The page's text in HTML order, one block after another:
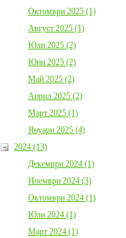
Октомври 2025 (1)
Август 2025 (1)
Юли 2025 (2)
Юни 2025 (2)
Май 2025 (2)
Април 2025 (2)
Март 2025 (1)
Януари 2025 (4)
2024 (13)
Декември 2024 (1)
Ноември 2024 (3)
Октомври 2024 (1)
Юли 2024 (1)
Март 2024 (1)